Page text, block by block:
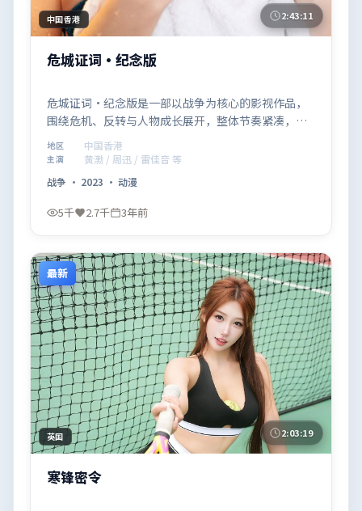
中国香港 2:43:11
危城证词·纪念版
危城证词·纪念版是一部以战争为核心的影视作品，
围绕危机、反转与人物成长展开，整体节奏紧凑，值
得推荐观看。
地区 中国香港
主演
黄渤 / 周迅 / 雷佳音 等
战争 · 2023 · 动漫
5千 2.7千 3年前
最新
英国 2:03:19
寒锋密令